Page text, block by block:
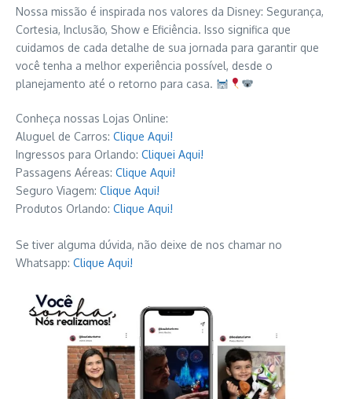
Nossa missão é inspirada nos valores da Disney: Segurança,
Cortesia, Inclusão, Show e Eficiência. Isso significa que
cuidamos de cada detalhe de sua jornada para garantir que
você tenha a melhor experiência possível, desde o
planejamento até o retorno para casa.
Conheça nossas Lojas Online:
Aluguel de Carros: Clique Aqui!
Ingressos para Orlando: Cliquei Aqui!
Passagens Aéreas: Clique Aqui!
Seguro Viagem: Clique Aqui!
Produtos Orlando: Clique Aqui!
Se tiver alguma dúvida, não deixe de nos chamar no
Whatsapp: Clique Aqui!